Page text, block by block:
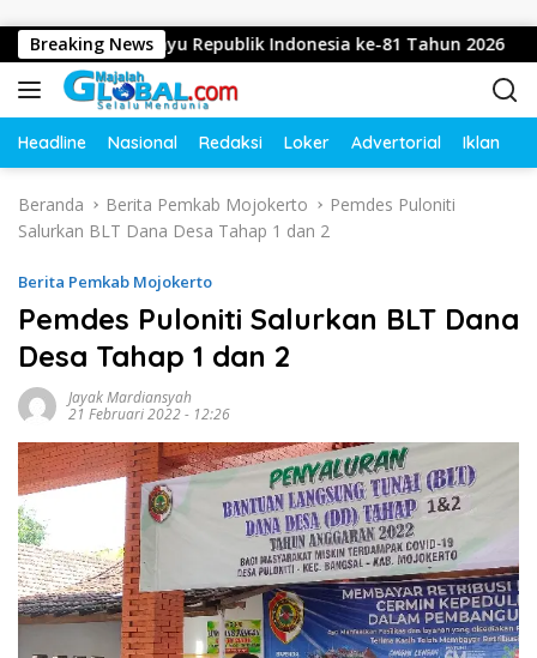
Breaking News
Dirgahayu Republik Indonesia ke-81 Tahun 2026
Headline Nasional Redaksi Loker Advertorial Iklan
Beranda Berita Pemkab Mojokerto
Pemdes Puloniti
Salurkan BLT Dana Desa Tahap 1 dan 2
Berita Pemkab Mojokerto
Pemdes Puloniti Salurkan BLT Dana
Desa Tahap 1 dan 2
Jayak Mardiansyah
21 Februari 2022 - 12:26